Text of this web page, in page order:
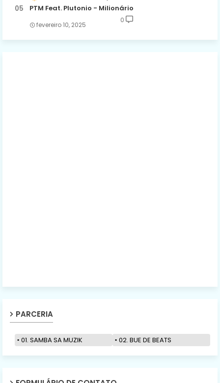
PTM Feat. Plutonio - Milionário
fevereiro 10, 2025
0
PARCERIA
01. SAMBA SA MUZIK 02. BUE DE BEATS